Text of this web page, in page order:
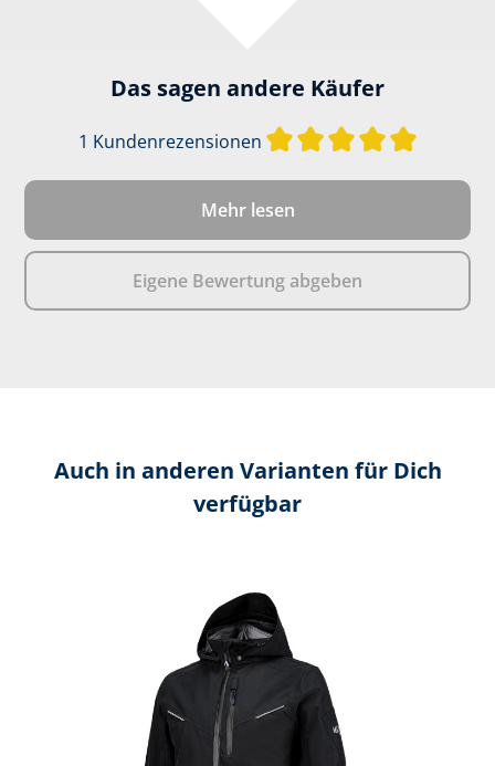
Das sagen andere Käufer
1 Kundenrezensionen
Mehr lesen
Eigene Bewertung abgeben
Auch in anderen Varianten für Dich
verfügbar